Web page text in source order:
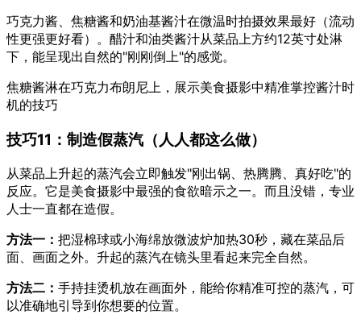
巧克力酱、焦糖酱和奶油基酱汁在微温时拍摄效果最好（流动
性更强更好看）。醋汁和油类酱汁从菜品上方约12英寸处淋
下，能呈现出自然的"刚刚倒上"的感觉。
焦糖酱淋在巧克力布朗尼上，展示美食摄影中精准掌控酱汁时
机的技巧
技巧11：制造假蒸汽（人人都这么做）
从菜品上升起的蒸汽会立即触发"刚出锅、热腾腾、真好吃"的
反应。它是美食摄影中最强的食欲暗示之一。而且没错，专业
人士一直都在造假。
方法一： 把湿棉球或小海绵放微波炉加热30秒，藏在菜品后
面、画面之外。升起的蒸汽在镜头里看起来完全自然。
方法二： 手持挂烫机放在画面外，能给你精准可控的蒸汽，可
以准确地引导到你想要的位置。